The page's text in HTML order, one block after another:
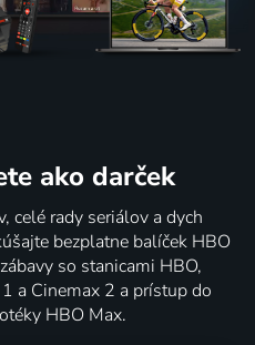
ako darček
celé rady seriálov a dych
bezplatne balíček HBO
so stanicami HBO,
a Cinemax 2 a prístup do
HBO Max.